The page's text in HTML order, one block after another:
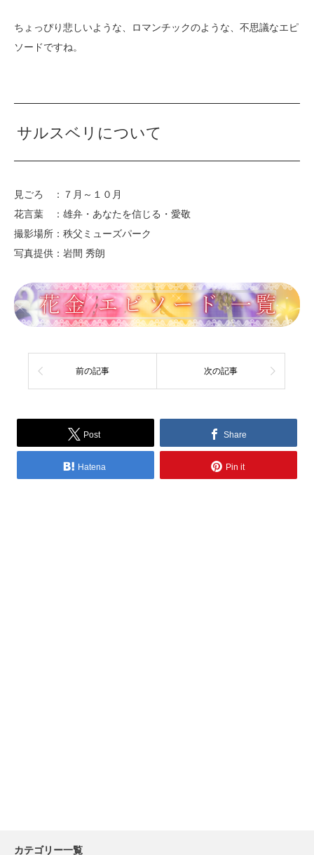
ちょっぴり悲しいような、ロマンチックのような、不思議なエピ
ソードですね。
サルスベリについて
見ごろ ：７月～１０月
花言葉 ：雄弁・あなたを信じる・愛敬
撮影場所：秩父ミューズパーク
写真提供：岩間 秀朗
前の記事 次の記事
Post Share
Hatena Pin it
カテゴリー一覧